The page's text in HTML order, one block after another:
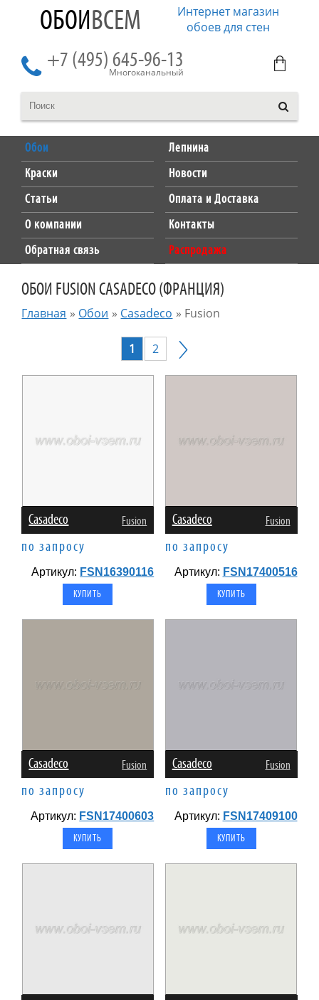
ОБОИВСЕМ
Интернет магазин
обоев для стен
+7 (495) 645-96-13
Многоканальный
Обои
Лепнина
Краски
Новости
Статьи
Оплата и Доставка
О компании
Контакты
Обратная связь
Распродажа
ОБОИ FUSION CASADECO (ФРАНЦИЯ)
Главная » Обои » Casadeco » Fusion
1 2
Casadeco Fusion
по запросу
Артикул: FSN16390116
Casadeco Fusion
по запросу
Артикул: FSN17400516
Casadeco Fusion
по запросу
Артикул: FSN17400603
Casadeco Fusion
по запросу
Артикул: FSN17409100